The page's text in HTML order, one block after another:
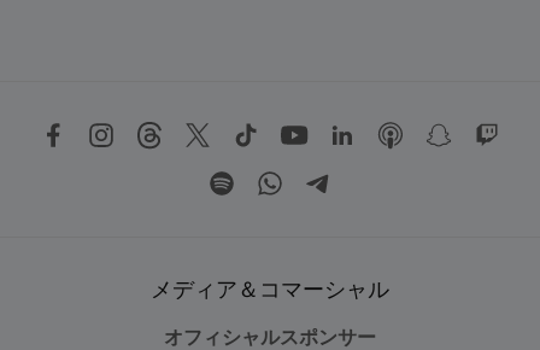
メディア＆コマーシャル
オフィシャルスポンサー